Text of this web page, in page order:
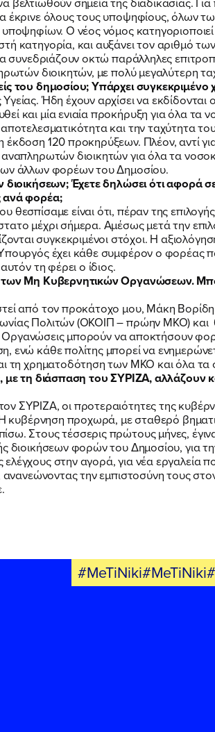
έκρινε όλους τους υποψηφίους, όλων
Ο νέος νόμος
κατηγορία, και αυξάνει τον αριθμό
συνεδριάζουν οκτώ παράλληλες
διοικητών, με πολύ μεγαλύτερη
του δημοσίου; Υπάρχει
Ήδη έχουν αρχίσει να εκδίδονται
και μία ενιαία προκήρυξη για όλα τα
και την ταχύτητα
120 προκηρύξεων. Πλέον, αντί
διοικητών για όλα τα
άλλων φορέων του Δημοσίου.
Έχετε δηλώσει ότι αφορά
ανά φορέα;
είναι ότι, πέραν της
μέχρι σήμερα. Αμέσως μετά την
συγκεκριμένοι στόχοι. Η
έχει κάθε συμφέρον ο φορέας
τη φέρει ο ίδιος.
των Μη Κυβερνητικών Οργανώσεων.
από τον προκάτοχο μου, Μάκη
Πολιτών (ΟΚΟΙΠ – πρώην ΜΚΟ) και
Οργανώσεις μπορούν να αποκτήσουν
ενώ κάθε πολίτης μπορεί να
τη χρηματοδότηση των ΜΚΟ και όλα τα
με τη διάσπαση του ΣΥΡΙΖΑ, αλλάζουν
ΣΥΡΙΖΑ, οι προτεραιότητες της
Η κυβέρνηση προχωρά, με σταθερό
Στους τέσσερις πρώτους μήνες,
διοικήσεων φορών του Δημοσίου, για
στην αγορά, για νέα εργαλεία
την εμπιστοσύνη τους